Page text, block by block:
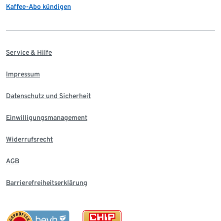
Kaffee-Abo kündigen
Service & Hilfe
Impressum
Datenschutz und Sicherheit
Einwilligungsmanagement
Widerrufsrecht
AGB
Barrierefreiheitserklärung